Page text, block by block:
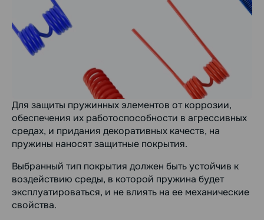
Для защиты пружинных элементов от коррозии,
обеспечения их работоспособности в агрессивных
средах, и придания декоративных качеств, на
пружины наносят защитные покрытия.
Выбранный тип покрытия должен быть устойчив к
воздействию среды, в которой пружина будет
эксплуатироваться, и не влиять на ее механические
свойства.